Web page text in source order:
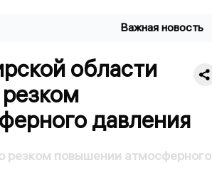
Важная новость
области
давления
повышении атмосферного